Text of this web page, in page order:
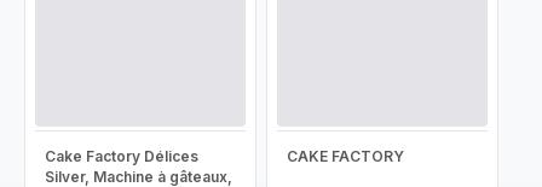
Cake Factory Délices
Silver, Machine à gâteaux,
CAKE FACTORY